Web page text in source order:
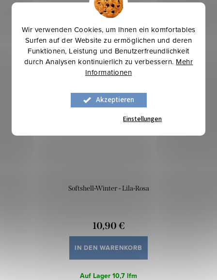
Wir verwenden Cookies, um Ihnen ein komfortables
Surfen auf der Website zu ermöglichen und deren
Funktionen, Leistung und Benutzerfreundlichkeit
durch Analysen kontinuierlich zu verbessern. Mehr
Informationen
Akzeptieren
Einstellungen
Mehr für weniger
Softshell-Winter - Lila-Rosa
10,90 €
IN DEN WARENKORB
Auf Lager10,7 lfm